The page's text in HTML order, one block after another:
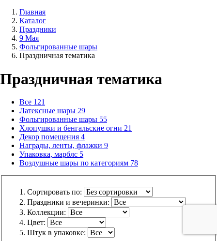
Главная
Каталог
Праздники
9 Мая
Фольгированные шары
Праздничная тематика
Праздничная тематика
Все 121
Латексные шары 29
Фольгированные шары 55
Хлопушки и бенгальские огни 21
Декор помещения 4
Награды, ленты, флажки 9
Упаковка, марблс 5
Воздушные шары по категориям 78
Сортировать по:
Праздники и вечеринки:
Коллекции:
Цвет:
Штук в упаковке: